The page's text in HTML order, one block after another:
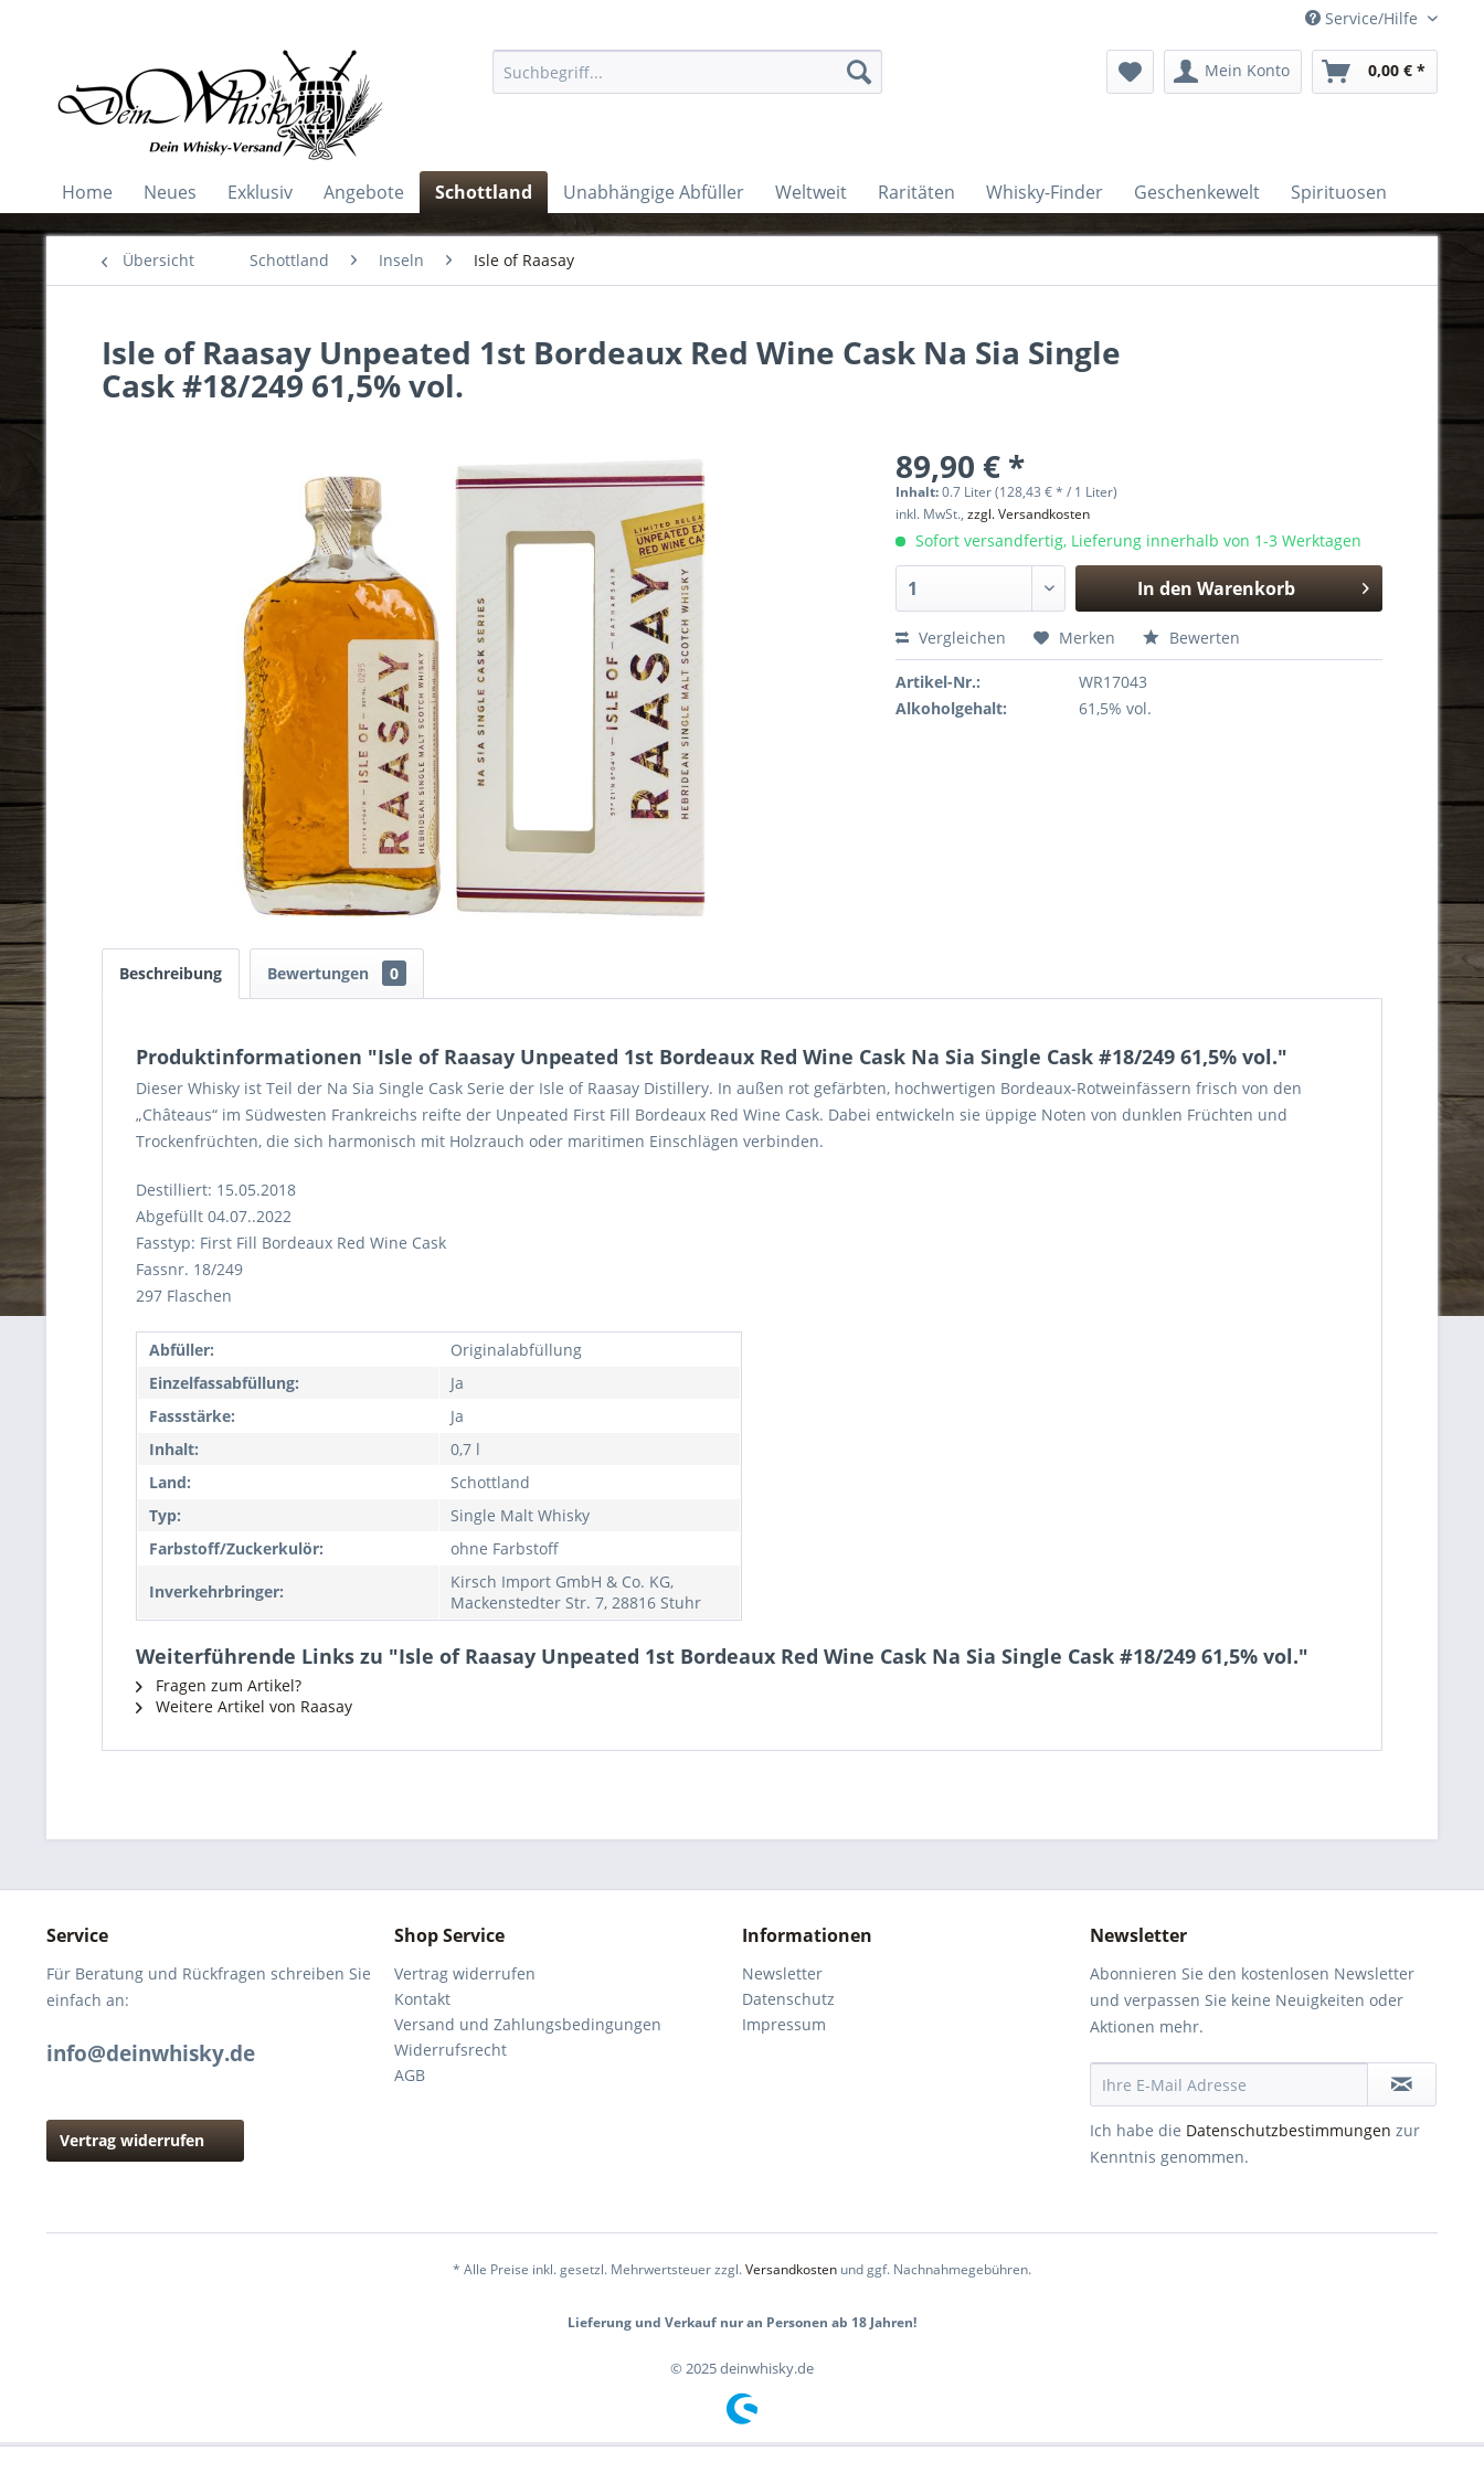
Service/Hilfe
Mein Konto 0,00 € *
Home Neues Exklusiv Angebote Schottland Unabhängige Abfüller Weltweit Raritäten Whisky-Finder Geschenkewelt Spirituosen
Übersicht Schottland Inseln Isle of Raasay
Isle of Raasay Unpeated 1st Bordeaux Red Wine Cask Na Sia Single
Cask #18/249 61,5% vol.
89,90 € *
Inhalt:0.7 Liter (128,43 € * / 1 Liter)
inkl. MwSt.,zzgl. Versandkosten
Sofort versandfertig, Lieferung innerhalb von 1-3 Werktagen
In den Warenkorb
Hinzugefügt
Vergleichen Merken Bewerten
Artikel-Nr.:
WR17043
Alkoholgehalt:
61,5% vol.
Beschreibung Bewertungen 0
Produktinformationen "Isle of Raasay Unpeated 1st Bordeaux Red Wine Cask Na Sia Single Cask #18/249 61,5% vol."
Dieser Whisky ist Teil der Na Sia Single Cask Serie der Isle of Raasay Distillery. In außen rot gefärbten, hochwertigen Bordeaux-Rotweinfässern frisch von den
„Châteaus“ im Südwesten Frankreichs reifte der Unpeated First Fill Bordeaux Red Wine Cask. Dabei entwickeln sie üppige Noten von dunklen Früchten und
Trockenfrüchten, die sich harmonisch mit Holzrauch oder maritimen Einschlägen verbinden.
Destilliert: 15.05.2018
Abgefüllt 04.07..2022
Fasstyp: First Fill Bordeaux Red Wine Cask
Fassnr. 18/249
297 Flaschen
Abfüller:
Originalabfüllung
Einzelfassabfüllung:
Ja
Fassstärke:
Ja
Inhalt:
0,7 l
Land:
Schottland
Typ:
Single Malt Whisky
Farbstoff/Zuckerkulör:
ohne Farbstoff
Inverkehrbringer:
Kirsch Import GmbH & Co. KG,
Mackenstedter Str. 7, 28816 Stuhr
Weiterführende Links zu "Isle of Raasay Unpeated 1st Bordeaux Red Wine Cask Na Sia Single Cask #18/249 61,5% vol."
Fragen zum Artikel?
Weitere Artikel von Raasay
Service
Für Beratung und Rückfragen schreiben Sie
einfach an:
info@deinwhisky.de
Vertrag widerrufen
Shop Service
Vertrag widerrufen
Kontakt
Versand und Zahlungsbedingungen
Widerrufsrecht
AGB
Informationen
Newsletter
Datenschutz
Impressum
Newsletter
Abonnieren Sie den kostenlosen Newsletter
und verpassen Sie keine Neuigkeiten oder
Aktionen mehr.
Ich habe die Datenschutzbestimmungen zur
Kenntnis genommen.
* Alle Preise inkl. gesetzl. Mehrwertsteuer zzgl.Versandkosten und ggf. Nachnahmegebühren.
Lieferung und Verkauf nur an Personen ab 18 Jahren!
© 2025 deinwhisky.de